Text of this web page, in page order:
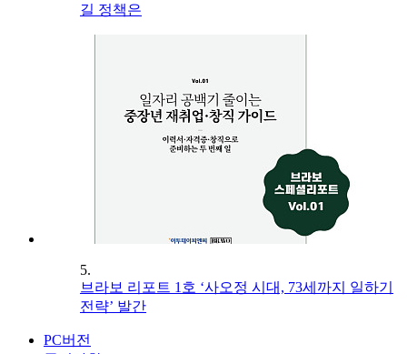
길 정책은
5.
브라보 리포트 1호 ‘사오정 시대, 73세까지 일하기
전략’ 발간
PC버전